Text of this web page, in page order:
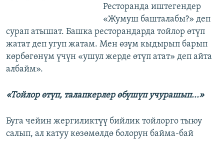
Ресторанда иштегендер
«Жумуш башталабы?» деп
сурап атышат. Башка ресторандарда тойлор өтүп
жатат деп угуп жатам. Мен өзүм кыдырып барып
көрбөгөнүм үчүн «ушул жерде өтүп атат» деп айта
албайм».
«Тойлор өтүп, талапкерлер өбүшүп учурашып...»
Буга чейин жергиликтүү бийлик тойлорго тыюу
салып, ал катуу көзөмөлдө болорун байма-бай